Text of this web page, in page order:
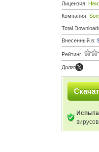
Лицензия:
Компания:
Total
Внесенный в:
Рейтинг:
Доля:
вирусов